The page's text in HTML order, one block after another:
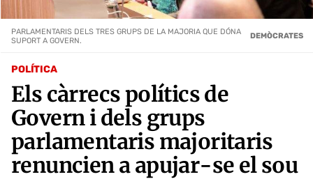
POLÍTICA
Els càrrecs polítics de
Govern i dels grups
parlamentaris majoritaris
renuncien a apujar-se el sou
PARLAMENTARIS DELS TRES GRUPS DE LA MAJORIA QUE DÓNA
SUPORT A GOVERN.
DEMÒCRATES